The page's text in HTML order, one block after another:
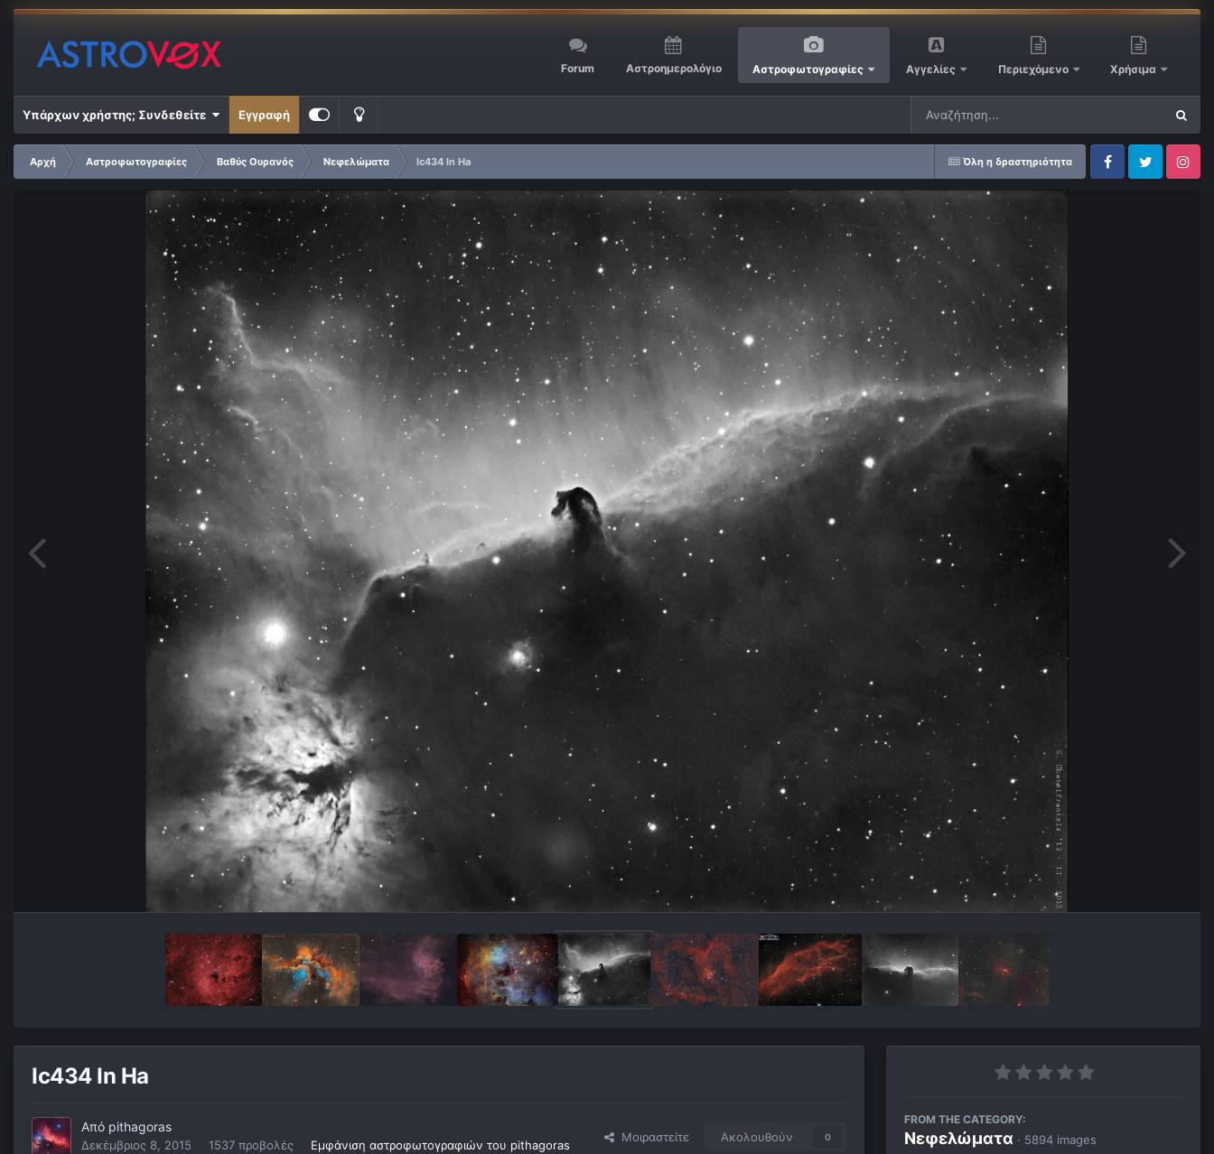
Forum Αστροημερολόγιο Αστροφωτογραφίες Αγγελίες Περιεχόμενο Χρήσιμα
Υπάρχων χρήστης; Συνδεθείτε Εγγραφή
Όλη η δραστηριότητα
Αρχή Αστροφωτογραφίες Βαθύς Ουρανός Νεφελώματα
Ic434 In Ha
FacebookTwitter Instagram
Ic434 In Ha
Από pithagoras
Δεκέμβριος 8, 2015 1537 προβολές Εμφάνιση αστροφωτογραφιών του pithagoras
Μοιραστείτε Ακολουθούν 0
FROM THE CATEGORY:
Νεφελώματα · 5894 images